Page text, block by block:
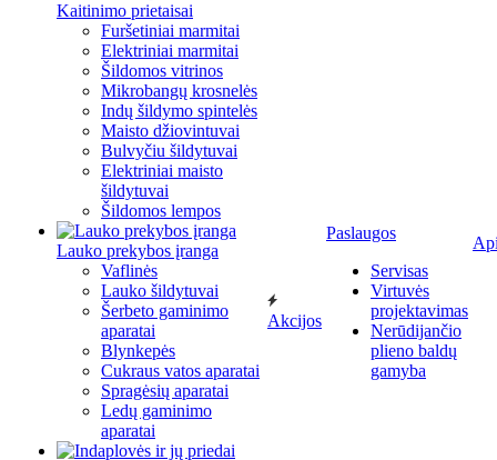
Kaitinimo prietaisai
Furšetiniai marmitai
Elektriniai marmitai
Šildomos vitrinos
Mikrobangų krosnelės
Indų šildymo spintelės
Maisto džiovintuvai
Bulvyčiu šildytuvai
Elektriniai maisto
šildytuvai
Šildomos lempos
Lauko prekybos įranga
Vaflinės
Lauko šildytuvai
Šerbeto gaminimo
aparatai
Blynkepės
Cukraus vatos aparatai
Spragėsių aparatai
Ledų gaminimo
aparatai
Akcijos
Paslaugos
Servisas
Virtuvės
projektavimas
Nerūdijančio
plieno baldų
gamyba